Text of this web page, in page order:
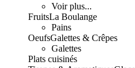
Voir plus...
FruitsLa Boulange
Pains
OeufsGalettes & Crêpes
Galettes
Plats cuisinés